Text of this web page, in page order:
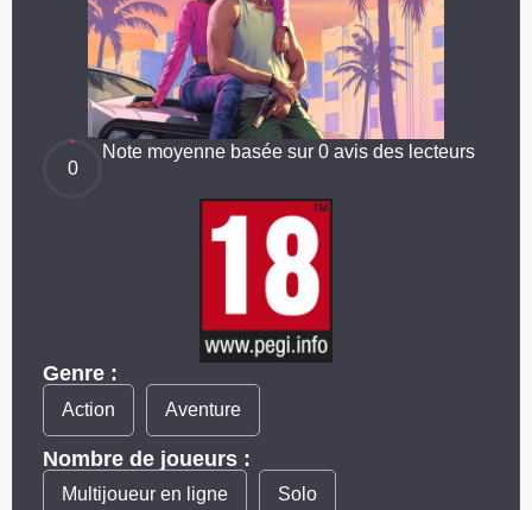
0
Note moyenne basée sur 0 avis des lecteurs
Genre :
Action Aventure
Nombre de joueurs :
Multijoueur en ligne Solo